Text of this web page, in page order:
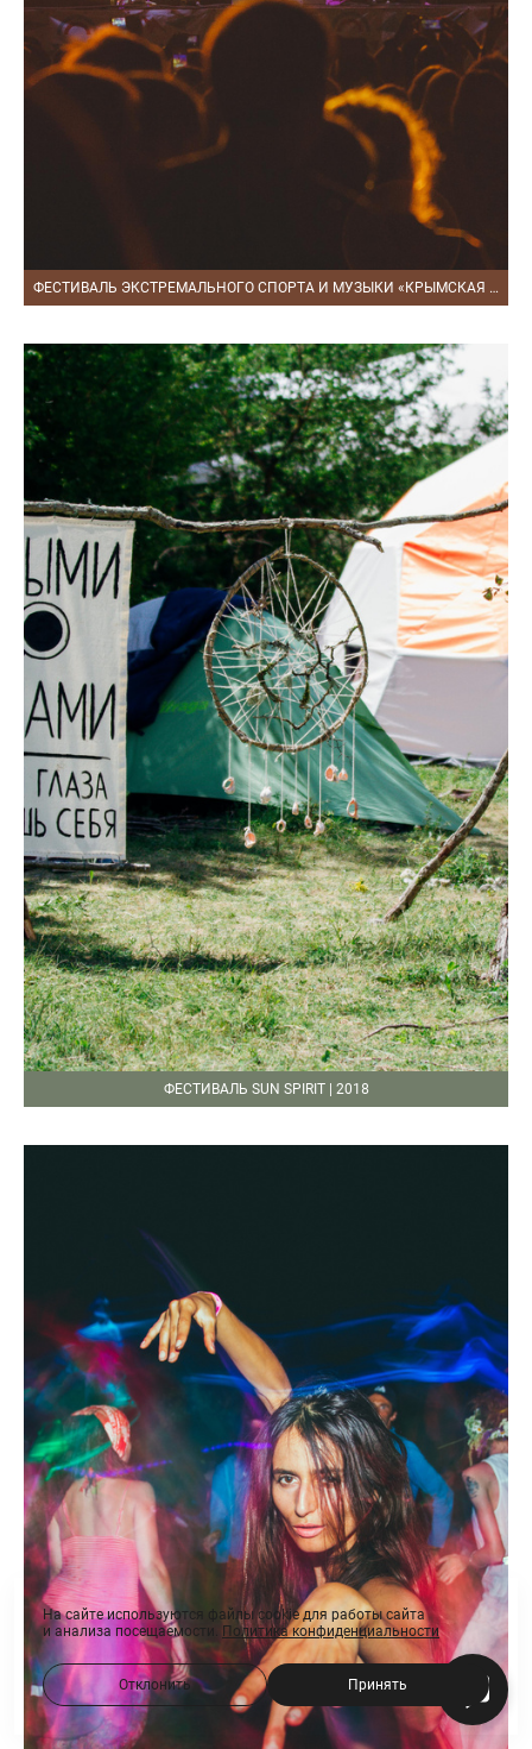
ФЕСТИВАЛЬ ЭКСТРЕМАЛЬНОГО СПОРТА И МУЗЫКИ «КРЫМСКАЯ ВОЛНА» | АВГУСТ 2018
ФЕСТИВАЛЬ SUN SPIRIT | 2018
На сайте используются файлы cookie для работы сайта
и анализа посещаемости. Политика конфиденциальности
Отклонить Принять